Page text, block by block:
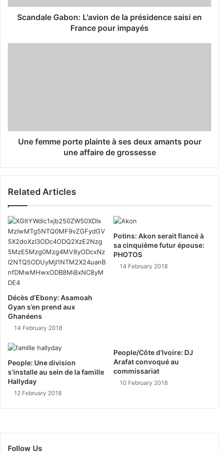
Scandale Gabon: L'avion de la présidence saisi en
France pour impayés
Une femme porte plainte à ses deux amants pour
une affaire de grossesse
Related Articles
Décès d’Ebony: Asamoah
Gyan s’en prend aux
Ghanéens
14 February 2018
Potins: Akon serait fiancé à
sa cinquième futur épouse:
PHOTOS
14 February 2018
People: Une division
s’installe au sein de la famille
Hallyday
12 February 2018
People/Côte d’Ivoire: DJ
Arafat convoqué au
commissariat
10 February 2018
Follow Us